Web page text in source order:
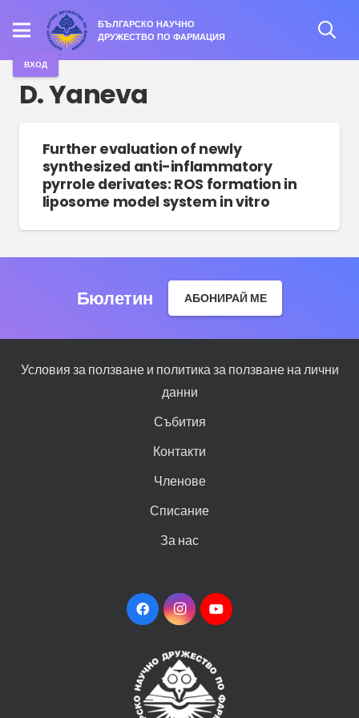
БЪЛГАРСКО НАУЧНО
ДРУЖЕСТВО ПО ФАРМАЦИЯ
ВХОД
D. Yaneva
Further evaluation of newly
synthesized anti-inflammatory
pyrrole derivates: ROS formation in
liposome model system in vitro
Бюлетин АБОНИРАЙ МЕ
Условия за ползване и политика за ползване на лични
данни
Събития
Контакти
Членове
Списание
За нас